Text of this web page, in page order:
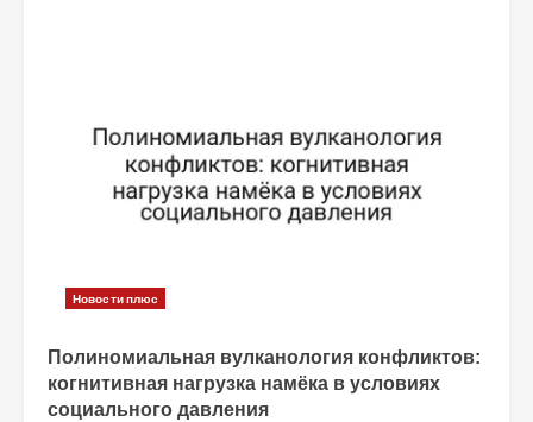
Новости плюс
Полиномиальная вулканология конфликтов:
когнитивная нагрузка намёка в условиях
социального давления